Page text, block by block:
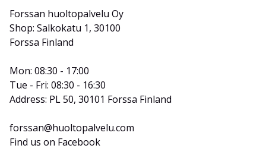
Forssan huoltopalvelu Oy
Shop: Salkokatu 1, 30100
Forssa Finland
Mon: 08:30 - 17:00
Tue - Fri: 08:30 - 16:30
Address: PL 50, 30101 Forssa Finland
forssan@huoltopalvelu.com
Find us on Facebook